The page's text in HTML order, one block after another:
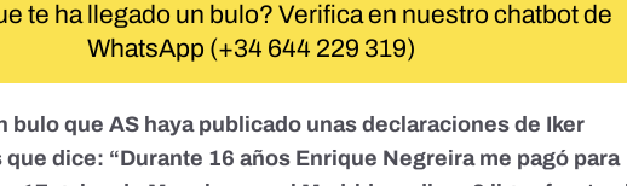
te ha llegado un bulo? Verifica en nuestro chatbot de
WhatsApp (+34 644 229 319)
bulo que AS haya publicado unas declaraciones de Iker
que dice: “Durante 16 años Enrique Negreira me pagó para